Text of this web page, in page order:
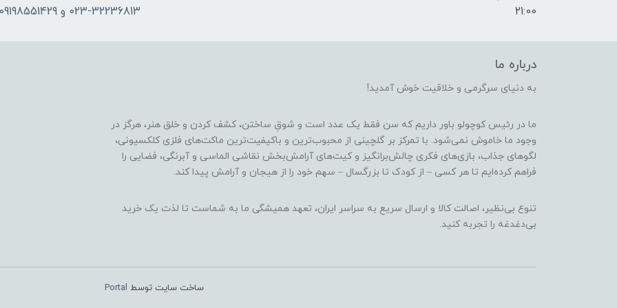
21:00
023-32236813 و 09198551429
درباره ما
به دنیای سرگرمی و خلاقیت خوش آمدید!
ما در رئیس کوچولو باور داریم که سن فقط یک عدد است و شوقِ ساختن، کشف کردن و خلق هنر، هرگز در
وجود ما خاموش نمی‌شود. با تمرکز بر گلچینی از محبوب‌ترین و باکیفیت‌ترین ماکت‌های فلزی کلکسیونی،
لگوهای جذاب، بازی‌های فکری چالش‌برانگیز و کیت‌های آرامش‌بخش نقاشی الماسی و آبرنگی، فضایی را
فراهم کرده‌ایم تا هر کسی – از کودک تا بزرگسال – سهم خود را از هیجان و آرامش پیدا کند.
تنوع بی‌نظیر، اصالت کالا و ارسال سریع به سراسر ایران، تعهد همیشگی ما به شماست تا لذت یک خرید
بی‌دغدغه را تجربه کنید.
ساخت سایت توسط Portal